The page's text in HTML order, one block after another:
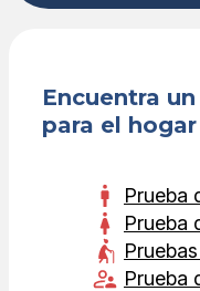
Encuentra
para el hogar
Prueba
Prueba
Prueba